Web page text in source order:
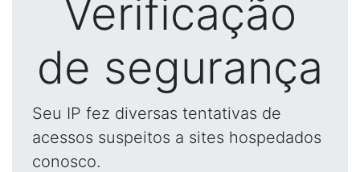
Verificação
de segurança
Seu IP fez diversas tentativas de
acessos suspeitos a sites hospedados
conosco.